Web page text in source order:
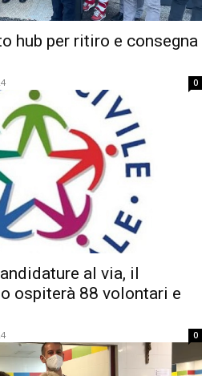
hub per ritiro e consegna
0
al via, il
ospiterà 88 volontari e
0